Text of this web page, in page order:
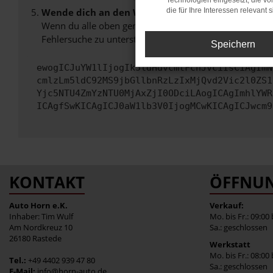
Wende dich an den Webseitenbetreiber.
Wenn du alle oben genannten Schritte versucht hast,
Fehlersuche zu unterstützen:
KONTAKT
Auto Horn e.K.
Inhaber: Tim Wulf
Am Nordkreuz 10
26180 Rastede
Tel.: +49 4402 939 47 80
Verkauf:
Mo. bis Fr.: 09:00
Sa.: geschlossen
Werkstatt
Mo. bis Fr.: 08:00
Sa.: geschlossen
die für Ihre Interessen relevant
Speichern